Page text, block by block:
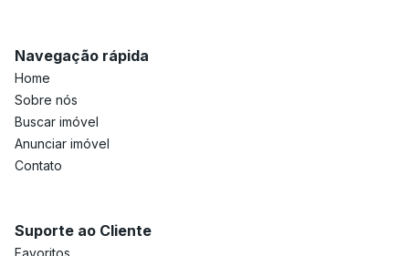
Navegação rápida
Home
Sobre nós
Buscar imóvel
Anunciar imóvel
Contato
Suporte ao Cliente
Favoritos